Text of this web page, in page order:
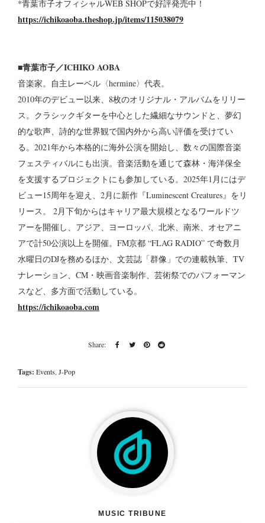
*青葉市子オフィシャルWEB SHOPで好評発売中！
https://ichikoaoba.theshop.jp/items/115038079
■青葉市子／ICHIKO AOBA
音楽家。自主レーベル〈hermine〉代表。
2010年のデビュー以来、8枚のオリジナル・アルバムをリリー
ス。クラシックギターを中心とした繊細なサウンドと、夢幻
的な歌声、詩的な世界観で国内外から高い評価を受けてい
る。2021年から本格的に海外公演を開始し、数々の国際音楽
フェスティバルにも出演。音楽活動を通じて森林・海洋保全
を支援するプロジェクトにも参加している。2025年1月にはデ
ビュー15周年を迎え、2月に新作『Luminescent Creatures』をリ
リース。 2月下旬からはキャリア最大規模となるワールドツ
アーを開催し、アジア、ヨーロッパ、北米、南米、オセアニ
アで計50公演以上を開催。FM京都 “FLAG RADIO” で奇数月
水曜日のDJを務めるほか、文芸誌「群像」での連載執筆、TV
ナレーション、CM・映画音楽制作、芸術祭でのパフォーマン
スなど、多方面で活動している。
https://ichikoaoba.com
Tags: Events,J-Pop
MUSIC TRIBUNE